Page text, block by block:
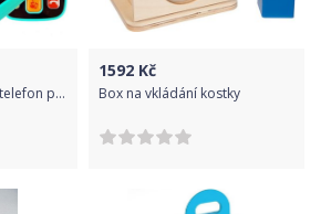
Mamido Interaktivní telefon pro nejmenší děti modrý
1592 Kč
Box na vkládání kostky